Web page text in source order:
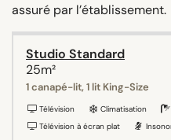
assuré par l’établissement.
Studio Standard
25m²
1 canapé-lit, 1 lit King-Size
Télévision Climatisation
Télévision à écran plat